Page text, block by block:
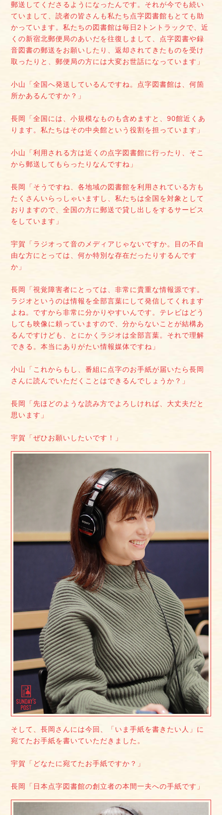
郵送してくださるようになったんです。それが今でも続い
ていまして、読者の皆さんも私たち点字図書館もとても助
かっています。私たちの図書館は毎日2トントラックで、近
くの新宿北郵便局のあいだを往復しまして、点字図書や録
音図書の郵送をお願いしたり、返却されてきたものを受け
取ったりと、郵便局の方には大変お世話になっています」
小山「全国へ発送しているんですね。点字図書館は、何箇
所かあるんですか？」
長岡「全国には、小規模なものも含めますと、90館近くあ
ります。私たちはその中央館という役割を担っています」
小山「利用される方は近くの点字図書館に行ったり、そこ
から郵送してもらったりなんですね」
長岡「そうですね、各地域の図書館を利用されている方も
たくさんいらっしゃいますし、私たちは全国を対象として
おりますので、全国の方に郵送で貸し出しをするサービス
をしています」
宇賀「ラジオって音のメディアじゃないですか。目の不自
由な方にとっては、何か特別な存在だったりするんです
か」
長岡「視覚障害者にとっては、非常に貴重な情報源です。
ラジオというのは情報を全部言葉にして発信してくれます
よね。ですから非常に分かりやすいんです。テレビはどう
しても映像に頼っていますので、分からないことが結構あ
るんですけども、とにかくラジオは全部言葉。それで理解
できる。本当にありがたい情報媒体ですね」
小山「これからもし、番組に点字のお手紙が届いたら長岡
さんに読んでいただくことはできるんでしょうか？」
長岡「先ほどのような読み方でよろしければ、大丈夫だと
思います」
宇賀「ぜひお願いしたいです！」
そして、長岡さんには今回、「いま手紙を書きたい人」に
宛てたお手紙を書いていただきました。
宇賀「どなたに宛てたお手紙ですか？」
長岡「日本点字図書館の創立者の本間一夫への手紙です」